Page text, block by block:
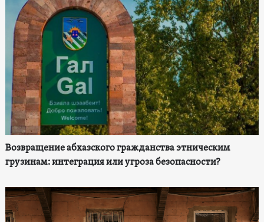
Возвращение абхазского гражданства этническим
грузинам: интеграция или угроза безопасности?